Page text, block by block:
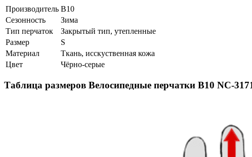
Производитель B10
Сезонность
Зима
Тип перчаток
Закрытый тип, утепленные
Размер
S
Материал
Ткань, исскуственная кожа
Цвет
Чёрно-серые
Таблица размеров Велосипедные перчатки B10 NC-